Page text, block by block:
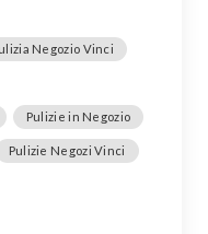
Negozio Vinci
Pulizie in Negozio
Pulizie Negozi Vinci